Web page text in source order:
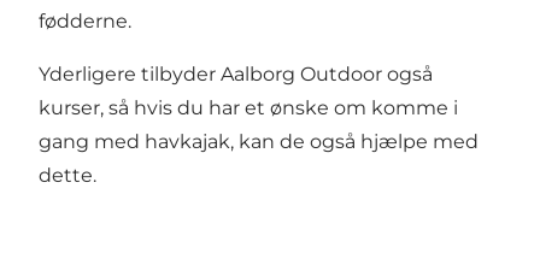
fødderne.
Yderligere tilbyder Aalborg Outdoor også
kurser, så hvis du har et ønske om komme i
gang med havkajak, kan de også hjælpe med
dette.